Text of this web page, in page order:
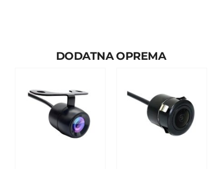
DODATNA OPREMA